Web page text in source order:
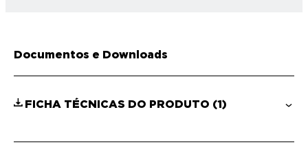
Documentos e Downloads
FICHA TÉCNICAS DO PRODUTO (1)